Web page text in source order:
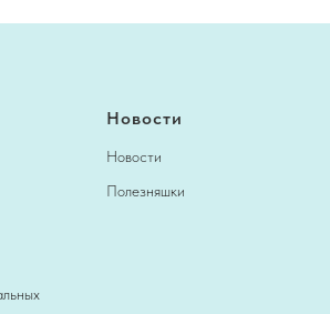
Новости
Новости
Полезняшки